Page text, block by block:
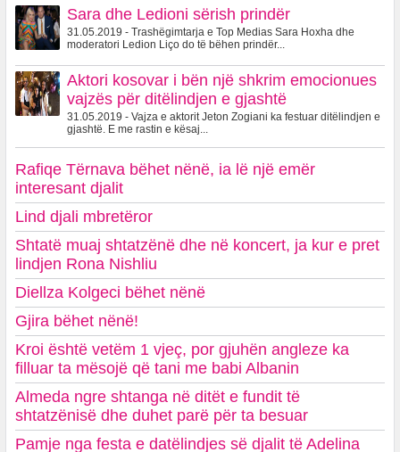
Sara dhe Ledioni sërish prindër
31.05.2019 - Trashëgimtarja e Top Medias Sara Hoxha dhe
moderatori Ledion Liço do të bëhen prindër...
Aktori kosovar i bën një shkrim emocionues
vajzës për ditëlindjen e gjashtë
31.05.2019 - Vajza e aktorit Jeton Zogiani ka festuar ditëlindjen e
gjashtë. E me rastin e kësaj...
Rafiqe Tërnava bëhet nënë, ia lë një emër
interesant djalit
Lind djali mbretëror
Shtatë muaj shtatzënë dhe në koncert, ja kur e pret
lindjen Rona Nishliu
Diellza Kolgeci bëhet nënë
Gjira bëhet nënë!
Kroi është vetëm 1 vjeç, por gjuhën angleze ka
filluar ta mësojë që tani me babi Albanin
Almeda ngre shtanga në ditët e fundit të
shtatzënisë dhe duhet parë për ta besuar
Pamje nga festa e datëlindjes së djalit të Adelina